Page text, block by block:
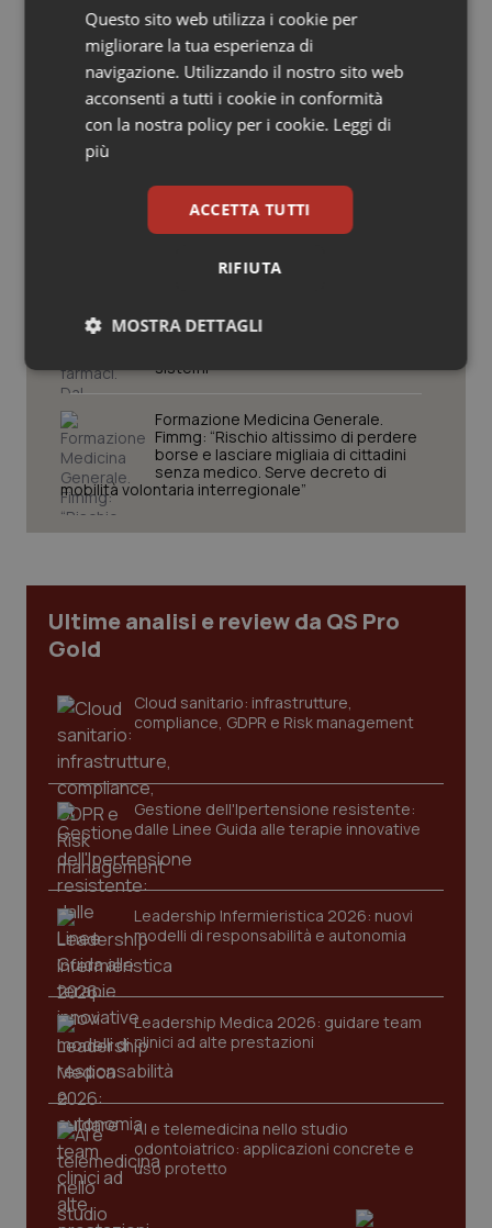
Salute orale & impianti
Sangue & coagulazione
Tiroide
Tumore al seno
Tumori del Polmone & Testa Collo
Tumori gastrointestinali
Ulcera & Reflusso
Vaccini
Lavoro e Professioni
Decreto PA. Aiop e Aris:
“Preoccupazione per la mancata
approvazione dell’adeguamento
delle tariffe ospedaliere, così rinvio
rinnovo contratto sanità privata”
West Nile. Rete Izs: “Sorveglianza e
dati per evitare allarmismi. Italia
Tracciabilità dei farmaci. Dal Ministero
le istruzioni per il Data Matrix. Entro l’8
sistemi
Formazione Medicina Generale.
Fimmg: “Rischio altissimo di perdere
borse e lasciare migliaia di cittadini
senza medico. Serve decreto di
mobilità volontaria interregionale”
Ultime analisi e review da QS Pro
Gold
Cloud sanitario: infrastrutture,
compliance, GDPR e Risk management
Gestione dell'Ipertensione resistente:
dalle Linee Guida alle terapie innovative
Leadership Infermieristica 2026: nuovi
modelli di responsabilità e autonomia
Leadership Medica 2026: guidare team
clinici ad alte prestazioni
AI e telemedicina nello studio
odontoiatrico: applicazioni concrete e
uso protetto
Questo sito web utilizza i cookie per
migliorare la tua esperienza di
navigazione. Utilizzando il nostro sito web
acconsenti a tutti i cookie in conformità
con la nostra policy per i cookie. Leggi di
più
ACCETTA TUTTI
RIFIUTA
MOSTRA DETTAGLI
Necessari Statistici Marketing
sito web abilitandone funzionalità di base quali la
protette del sito. Il sito web non è in grado di
funzionare correttamente senza questi cookie.
VISITOR_PRIVACY_METADATA
YouTube
.youtube.com
CookieScriptConsent